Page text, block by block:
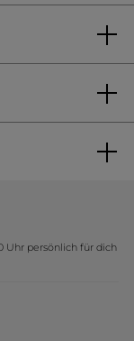
Uhr persönlich für dich